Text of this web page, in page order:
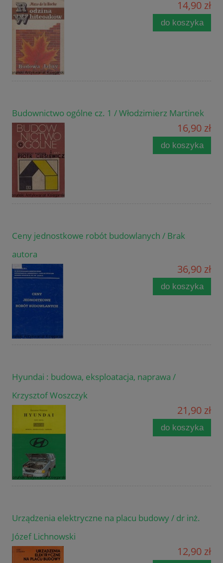
14,90 zł
do koszyka
Budownictwo ogólne cz. 1 / Włodzimierz Martinek
16,90 zł
do koszyka
Ceny jednostkowe robót budowlanych / Brak
autora
36,90 zł
do koszyka
Hyundai : budowa, eksploatacja, naprawa /
Krzysztof Woszczyk
21,90 zł
do koszyka
Urządzenia elektryczne na placu budowy / dr inż.
Józef Lichnowski
12,90 zł